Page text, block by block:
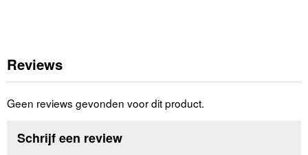
Reviews
Geen reviews gevonden voor dit product.
Schrijf een review